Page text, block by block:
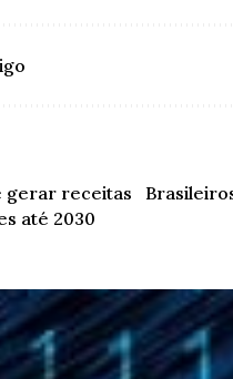
gerar receitas
até 2030